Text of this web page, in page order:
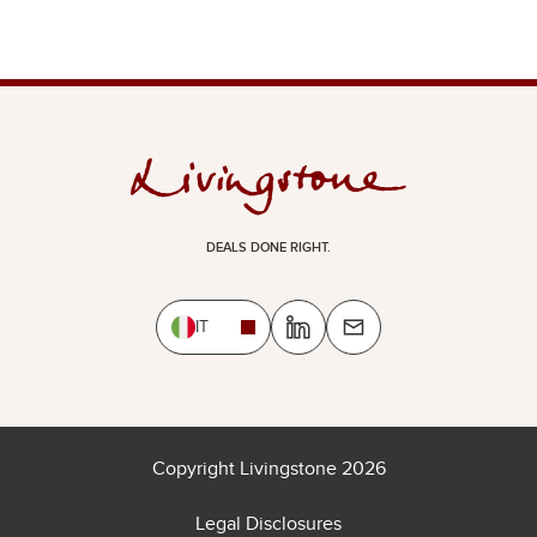
DEALS DONE RIGHT.
IT
Copyright Livingstone 2026
Legal Disclosures